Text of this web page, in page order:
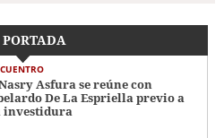
Asfura se reúne con
De La Espriella previo a
investidura